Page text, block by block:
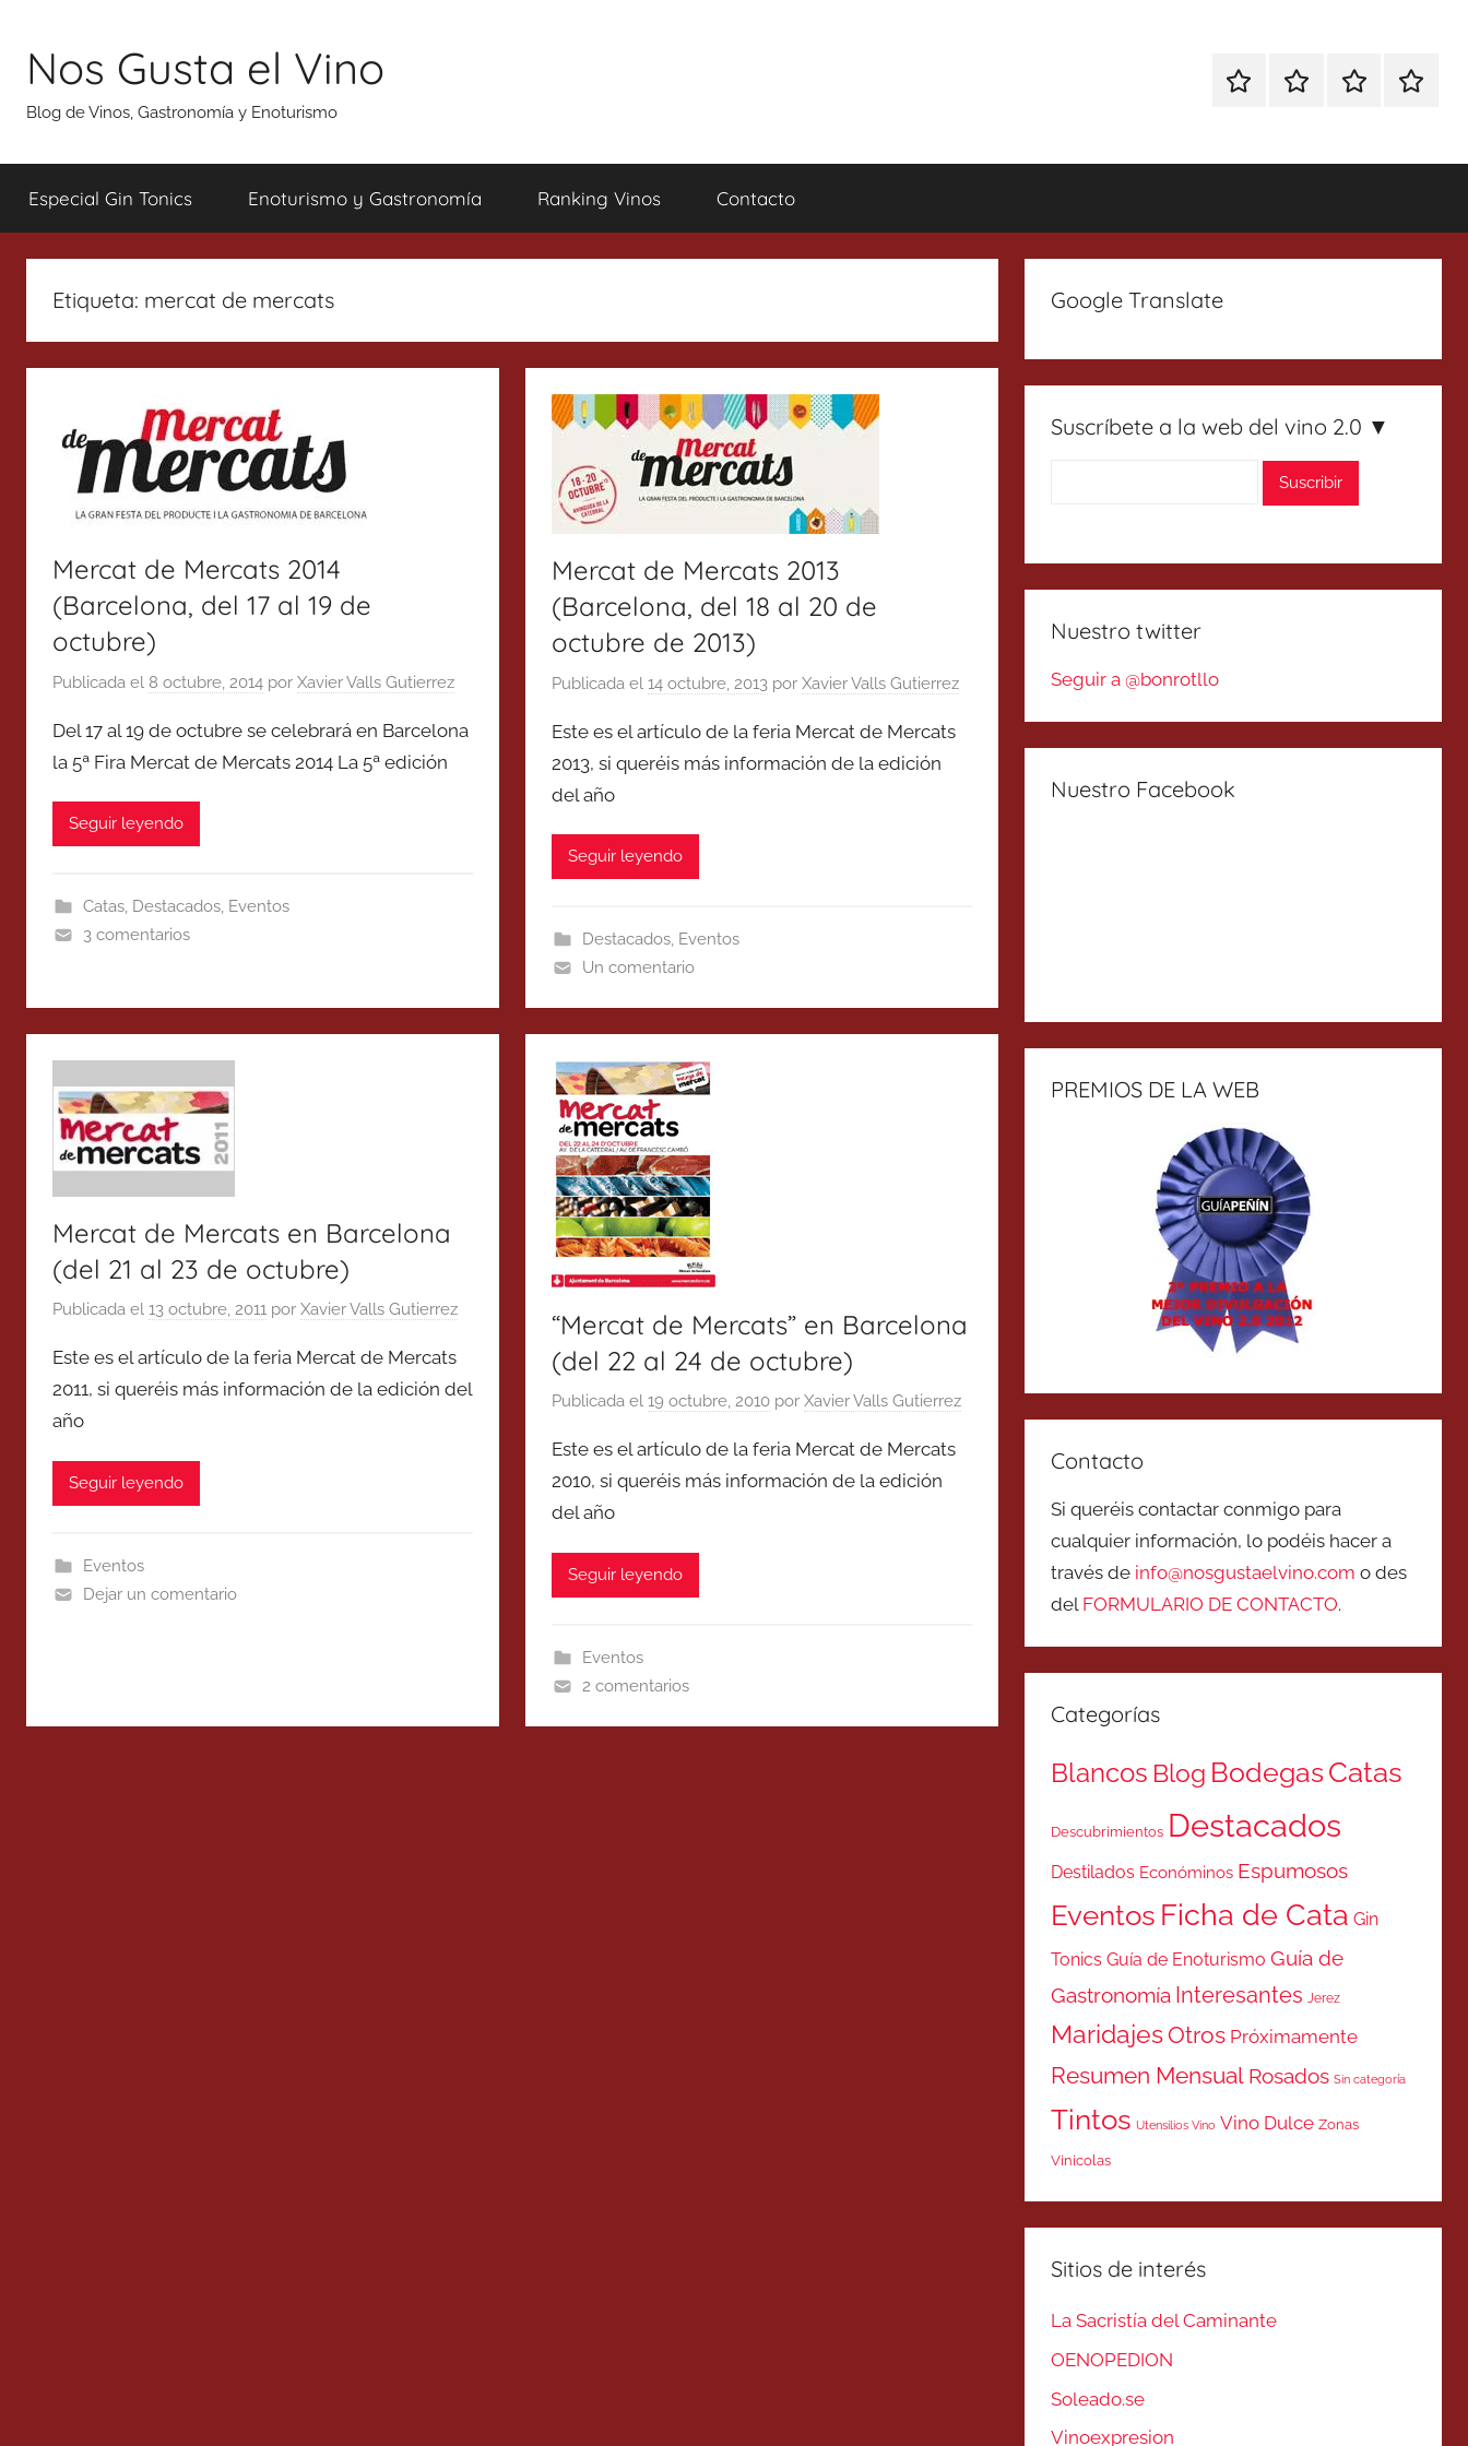
contenido
Nos Gusta el Vino
Blog de Vinos, Gastronomía y Enoturismo
EspecialEnoturismoRanking
Especial Gin Tonics Enoturismo y Gastronomía Ranking Vinos Contacto
Etiqueta: mercat de mercats
Mercat de Mercats 2014
(Barcelona, del 17 al 19 de
octubre)
Publicada el 8 octubre, 2014 por Xavier Valls Gutierrez
Del 17 al 19 de octubre se celebrará en Barcelona
la 5ª Fira Mercat de Mercats 2014 La 5ª edición
Seguir leyendo
Catas, Destacados, Eventos
3 comentarios
Mercat de Mercats 2013
(Barcelona, del 18 al 20 de
octubre de 2013)
Publicada el14 octubre, 2013 porXavier Valls Gutierrez
Este es el artículo de la feria Mercat de Mercats
2013, si queréis más información de la edición
del año
Seguir leyendo
Destacados, Eventos
Un comentario
Mercat de Mercats en Barcelona
(del 21 al 23 de octubre)
Publicada el 13 octubre, 2011 por Xavier Valls Gutierrez
Este es el artículo de la feria Mercat de Mercats
2011, si queréis más información de la edición del
año
Seguir leyendo
Eventos
Dejar un comentario
“Mercat de Mercats” en Barcelona
(del 22 al 24 de octubre)
Publicada el19 octubre, 2010 porXavier Valls Gutierrez
Este es el artículo de la feria Mercat de Mercats
2010, si queréis más información de la edición
del año
Seguir leyendo
Eventos
2 comentarios
Google Translate
Suscríbete a la web del vino 2.0 ▼
Nuestro twitter
Seguir a @bonrotllo
Nuestro Facebook
PREMIOS DE LA WEB
Contacto
Si queréis contactar conmigo para
cualquier información, lo podéis hacer a
través de info@nosgustaelvino.com o des
del FORMULARIO DE CONTACTO.
Categorías
Blancos Blog BodegasCatas
Descubrimientos Destacados
Destilados Económinos Espumosos
Eventos Ficha de Cata Gin
Tonics Guía de Enoturismo Guía de
Gastronomía Interesantes Jerez
MaridajesOtros Próximamente
Resumen Mensual Rosados Sin categoría
Tintos Utensilios Vino Vino Dulce Zonas
Vinicolas
Sitios de interés
La Sacristía del Caminante
OENOPEDION
Soleado.se
Vinoexpresion